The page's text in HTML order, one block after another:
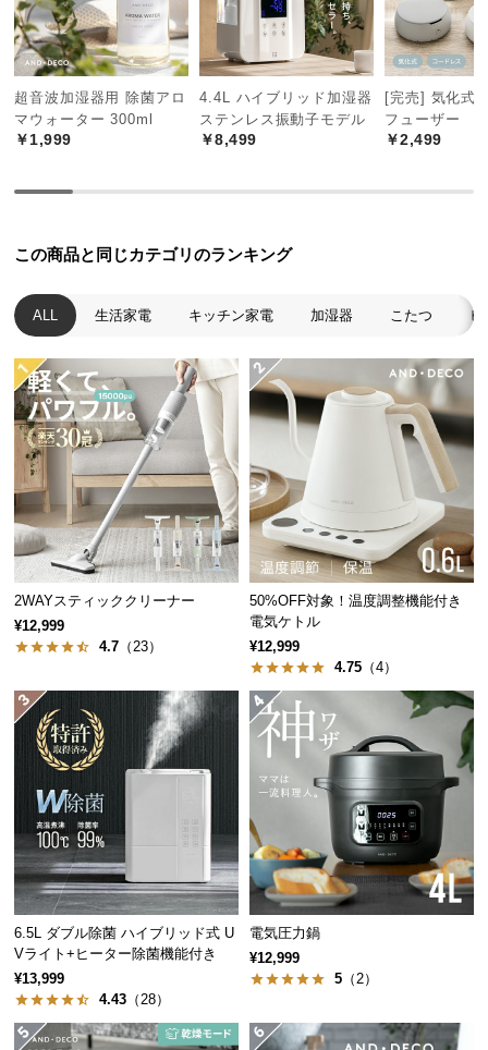
中
型
商
の
配
て
小
型
商
品
の
配
送
に
つ
い
て
梱
置
サ
ー
ビ
ス
に
つ
い
て
搬
入
経
に
超音波加湿器用 除菌アロ
マウォーター 300ml
￥1,999
4.4L ハイブリッド加湿器
ステンレス振動子モデル
￥8,499
[完売] 気化式
フューザー
￥2,499
この商品と同じカテゴリのランキング
ALL 生活家電 キッチン家電 加湿器 こたつ ヒ
2WAYスティッククリーナー
¥12,999
4.7 （23）
50%OFF対象！温度調整機能付き
電気ケトル
¥12,999
4.75 （4）
6.5L ダブル除菌 ハイブリッド式 U
Vライト+ヒーター除菌機能付き
¥13,999
4.43 （28）
電気圧力鍋
¥12,999
5 （2）